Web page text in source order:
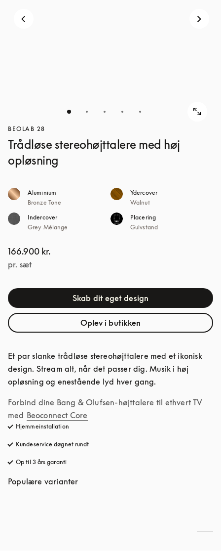
BEOLAB 28
Trådløse stereohøjttalere med høj
opløsning
Aluminium
Bronze Tone
Ydercover
Walnut
Indercover
Grey Mélange
Placering
Gulvstand
166.900 kr.
pr. sæt
Skab dit eget design
Oplev i butikken
Et par slanke trådløse stereohøjttalere med et ikonisk
design. Stream alt, når det passer dig. Musik i høj
opløsning og enestående lyd hver gang.
Forbind dine Bang & Olufsen-højttalere til ethvert TV
med Beoconnect Core
Hjemmeinstallation
Kundeservice døgnet rundt
Op til 3 års garanti
Populære varianter